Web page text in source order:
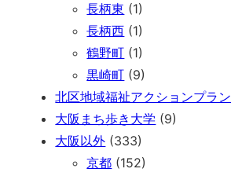
長柄東 (1)
長柄西 (1)
鶴野町 (1)
黒崎町 (9)
北区地域福祉アクションプラン
大阪まち歩き大学 (9)
大阪以外 (333)
京都 (152)